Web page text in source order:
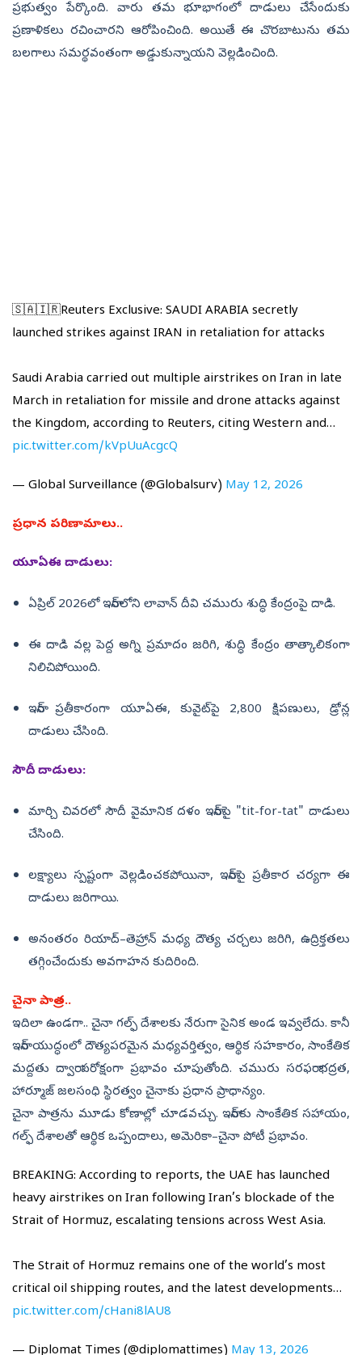
ప్రభుత్వం పేర్కొంది. వారు తమ భూభాగంలో దాడులు చేసేందుకు
ప్రణాళికలు రచించారని ఆరోపించింది. అయితే ఈ చొరబాటును తమ
బలగాలు సమర్థవంతంగా అడ్డుకున్నాయని వెల్లడించింది.
🇸🇦🇮🇷Reuters Exclusive: SAUDI ARABIA secretly
launched strikes against IRAN in retaliation for attacks
Saudi Arabia carried out multiple airstrikes on Iran in late
March in retaliation for missile and drone attacks against
the Kingdom, according to Reuters, citing Western and…
pic.twitter.com/kVpUuAcgcQ
— Global Surveillance (@Globalsurv) May 12, 2026
ప్రధాన పరిణామాలు..
యూఏఈ దాడులు:
ఏప్రిల్ 2026లో ఇరాన్‌లోని లావాన్ దీవి చమురు శుద్ధి కేంద్రంపై దాడి.
ఈ దాడి వల్ల పెద్ద అగ్ని ప్రమాదం జరిగి, శుద్ధి కేంద్రం తాత్కాలికంగా
నిలిచిపోయింది.
ఇరాన్ ప్రతీకారంగా యూఏఈ, కువైట్‌పై 2,800 క్షిపణులు, డ్రోన్ల
దాడులు చేసింది.
సౌదీ దాడులు:
మార్చి చివరలో సౌదీ వైమానిక దళం ఇరాన్‌పై "tit-for-tat" దాడులు
చేసింది.
లక్ష్యాలు స్పష్టంగా వెల్లడించకపోయినా, ఇరాన్‌పై ప్రతీకార చర్యగా ఈ
దాడులు జరిగాయి.
అనంతరం రియాద్–తెహ్రాన్ మధ్య దౌత్య చర్చలు జరిగి, ఉద్రిక్తతలు
తగ్గించేందుకు అవగాహన కుదిరింది.
చైనా పాత్ర..
ఇదిలా ఉండగా.. చైనా గల్ఫ్ దేశాలకు నేరుగా సైనిక అండ ఇవ్వలేదు. కానీ
ఇరాన్ యుద్ధంలో దౌత్యపరమైన మధ్యవర్తిత్వం, ఆర్థిక సహకారం, సాంకేతిక
మద్దతు ద్వారా పరోక్షంగా ప్రభావం చూపుతోంది. చమురు సరఫరా భద్రత,
హార్మూజ్‌ జలసంధి స్థిరత్వం చైనాకు ప్రధాన ప్రాధాన్యం.
చైనా పాత్రను మూడు కోణాల్లో చూడవచ్చు. ఇరాన్‌కు సాంకేతిక సహాయం,
గల్ఫ్ దేశాలతో ఆర్థిక ఒప్పందాలు, అమెరికా–చైనా పోటీ ప్రభావం.
BREAKING: According to reports, the UAE has launched
heavy airstrikes on Iran following Iran’s blockade of the
Strait of Hormuz, escalating tensions across West Asia.
The Strait of Hormuz remains one of the world’s most
critical oil shipping routes, and the latest developments…
pic.twitter.com/cHani8lAU8
— Diplomat Times (@diplomattimes) May 13, 2026